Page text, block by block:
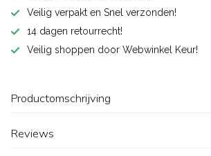
Veilig verpakt en Snel verzonden!
14 dagen retourrecht!
Veilig shoppen door Webwinkel Keur!
Productomschrijving
Reviews